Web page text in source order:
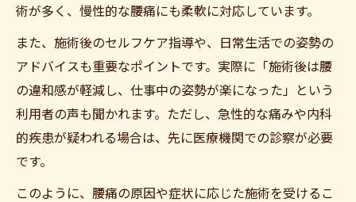
術が多く、慢性的な腰痛にも柔軟に対応しています。
また、施術後のセルフケア指導や、日常生活での姿勢の
アドバイスも重要なポイントです。実際に「施術後は腰
の違和感が軽減し、仕事中の姿勢が楽になった」という
利用者の声も聞かれます。ただし、急性的な痛みや内科
的疾患が疑われる場合は、先に医療機関での診察が必要
です。
このように、腰痛の原因や症状に応じた施術を受けるこ